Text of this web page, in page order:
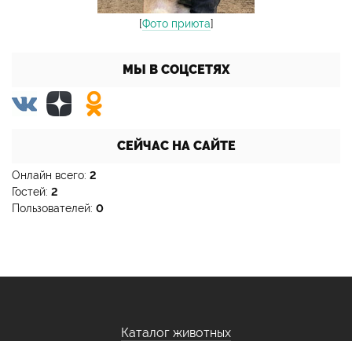
[Фото приюта]
МЫ В СОЦСЕТЯХ
СЕЙЧАС НА САЙТЕ
Онлайн всего: 2
Гостей: 2
Пользователей: 0
Каталог животных